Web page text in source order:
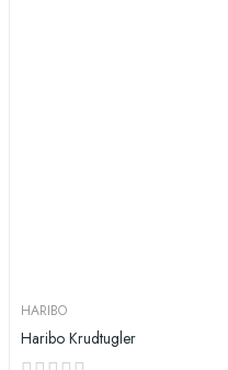
HARIBO
Haribo Krudtugler